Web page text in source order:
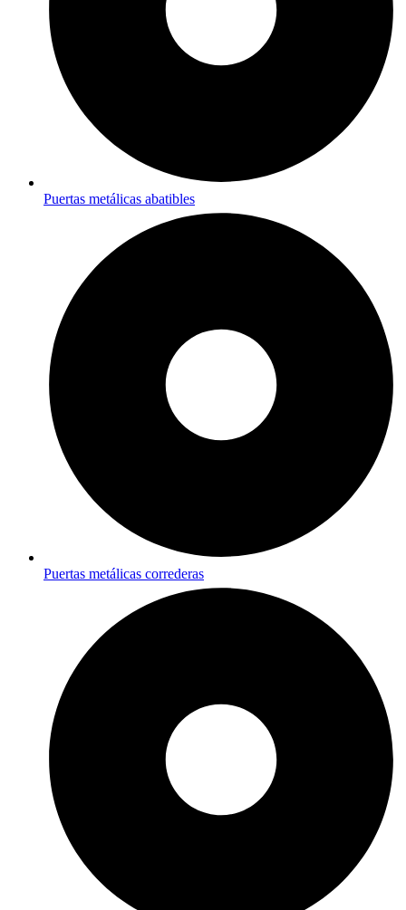
Puertas metálicas abatibles
Puertas metálicas correderas